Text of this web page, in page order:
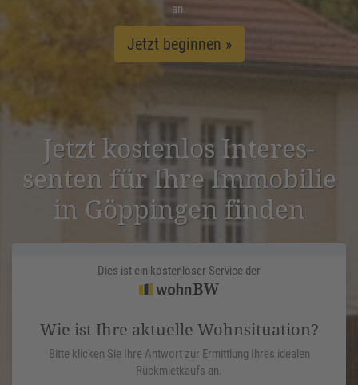
an.
Jetzt beginnen »
Jetzt kostenlos Inter­es­
senten für Ihre Immobilie
in Göppingen finden
Dies ist ein kostenloser Service der
Wie ist Ihre aktuelle Wohnsituation?
Bitte klicken Sie Ihre Antwort zur Ermittlung Ihres idealen
Rückmietkaufs an.